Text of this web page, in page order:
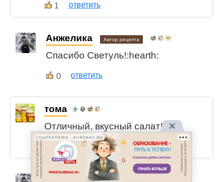
1 ответить
Анжелика Автор рецепта
Спасибо Светуль!:hearth:
0 ответить
тома
Отличный, вкусный салат!
1 ответить
Анжелика Автор рецепта
СОЦРЕКЛАМА • KURSNA5.RU